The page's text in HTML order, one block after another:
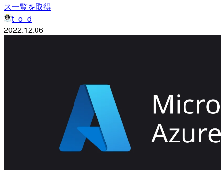
ス一覧を取得
t_o_d
2022.12.06